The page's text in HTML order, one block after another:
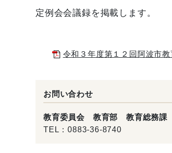
定例会会議録を掲載します。
令和３年度第１２回阿波市
お問い合わせ
教育委員会 教育部 教育総務課
TEL：0883-36-8740